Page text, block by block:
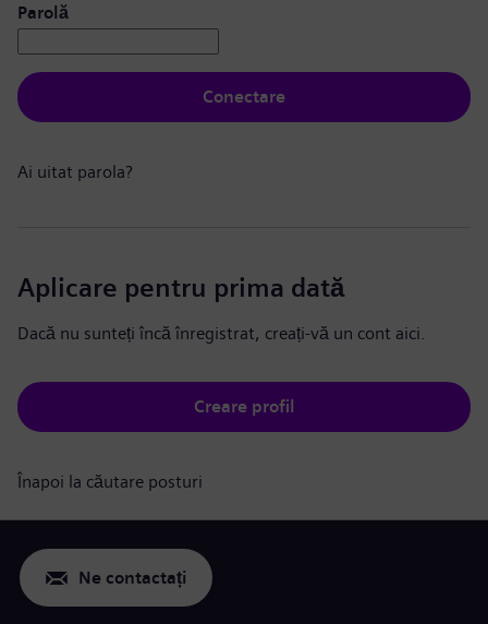
Parolă
Conectare
Ai uitat parola?
Aplicare pentru prima dată
Dacă nu sunteți încă înregistrat, creați-vă un cont aici.
Creare profil
Înapoi la căutare posturi
Ne contactați